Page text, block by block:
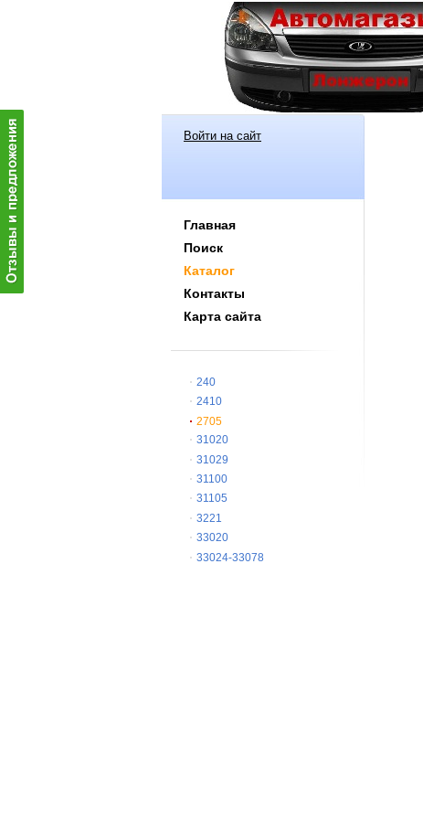
Войти на сайт
Главная
Поиск
Каталог
Контакты
Карта сайта
240
2410
2705
31020
31029
31100
31105
3221
33020
33024-33078